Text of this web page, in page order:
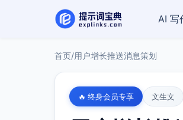
AI 写
首页/用户增长推送消息策划
🔥 终身会员专享 文生文